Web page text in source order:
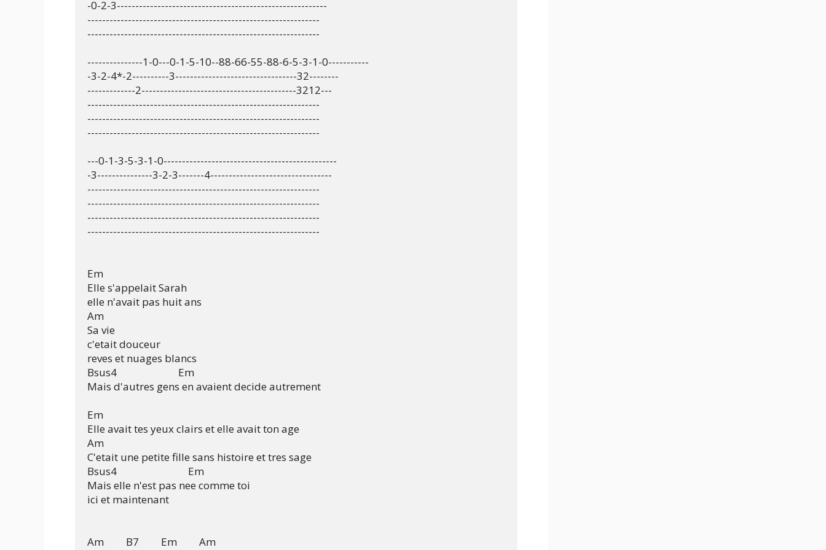
-0-2-3---------------------------------------------------------
---------------------------------------------------------------
---------------------------------------------------------------
---------------1-0---0-1-5-10--88-66-55-88-6-5-3-1-0-----------
-3-2-4*-2----------3---------------------------------32--------
-------------2------------------------------------------3212---
---------------------------------------------------------------
---------------------------------------------------------------
---------------------------------------------------------------
---0-1-3-5-3-1-0-----------------------------------------------
-3---------------3-2-3-------4---------------------------------
---------------------------------------------------------------
---------------------------------------------------------------
---------------------------------------------------------------
---------------------------------------------------------------
Em
Elle s'appelait Sarah
elle n'avait pas huit ans
Am
Sa vie
c'etait douceur
reves et nuages blancs
Bsus4                         Em
Mais d'autres gens en avaient decide autrement
Em
Elle avait tes yeux clairs et elle avait ton age
Am
C'etait une petite fille sans histoire et tres sage
Bsus4                             Em
Mais elle n'est pas nee comme toi
ici et maintenant
Am         B7         Em         Am